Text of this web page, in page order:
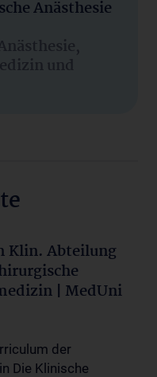
Anästhesie
und
Klin. Abteilung
| MedUni
der
Die Klinische